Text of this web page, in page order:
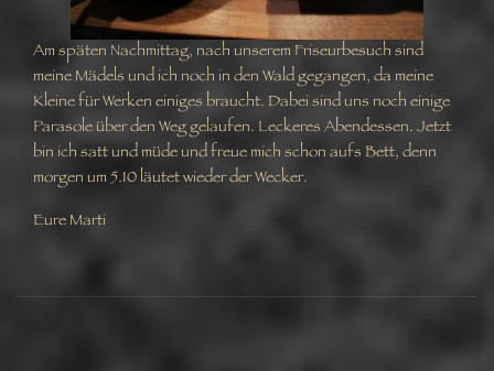
Am späten Nachmittag, nach unserem Friseurbesuch sind
meine Mädels und ich noch in den Wald gegangen, da meine
Kleine für Werken einiges braucht. Dabei sind uns noch einige
Parasole über den Weg gelaufen. Leckeres Abendessen. Jetzt
bin ich satt und müde und freue mich schon aufs Bett, denn
morgen um 5.10 läutet wieder der Wecker.
Eure Marti